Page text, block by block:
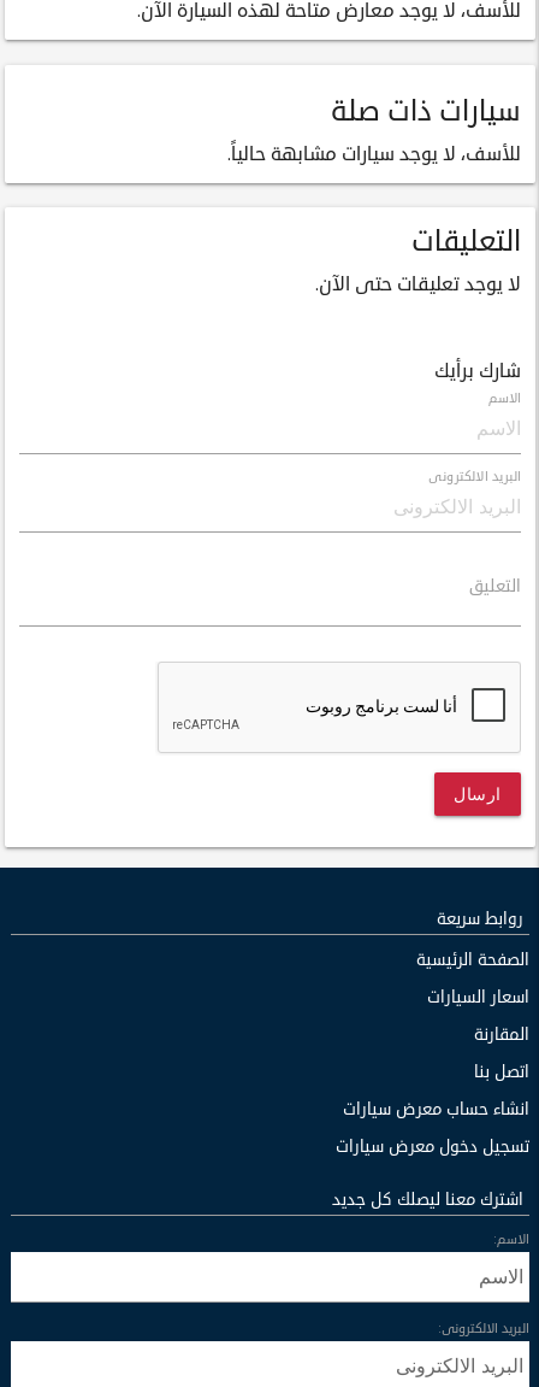
للأسف، لا يوجد معارض متاحة لهذه السيارة الآن.
سيارات ذات صلة
للأسف، لا يوجد سيارات مشابهة حالياً.
التعليقات
لا يوجد تعليقات حتى الآن.
شارك برأيك
الاسم
البريد الالكترونى
التعليق
ارسال
روابط سريعة
الصفحة الرئيسية
اسعار السيارات
المقارنة
اتصل بنا
انشاء حساب معرض سيارات
تسجيل دخول معرض سيارات
اشترك معنا ليصلك كل جديد
الاسم:
البريد الالكترونى: